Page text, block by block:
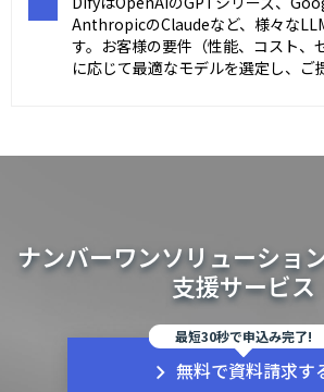
AnthropicのClaudeなど、様々な
す。お客様の要件（性能、コスト、
に応じて最適なモデルを選定し、ご
ナンバーワンソリューショ
支援サービス
最短30秒で申込み完了!
無料で資料請求す